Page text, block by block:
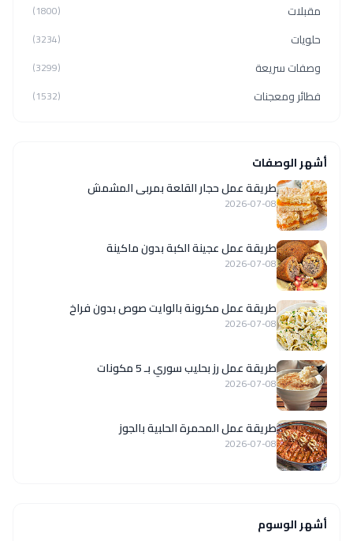
مقبلات
(1800)
حلويات (3234)
وصفات سريعة (3299)
فطائر ومعجنات (1532)
أشهر الوصفات
طريقة عمل حجار القلعة بمربى المشمش
2026-07-08
طريقة عمل عجينة الكبة بدون ماكينة
2026-07-08
طريقة عمل مكرونة بالوايت صوص بدون فراخ
2026-07-08
طريقة عمل رز بحليب سوري بـ 5 مكونات
2026-07-08
طريقة عمل المحمرة الحلبية بالجوز
2026-07-08
أشهر الوسوم